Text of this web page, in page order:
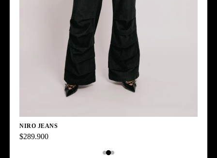
NIRO JEANS
$289.900